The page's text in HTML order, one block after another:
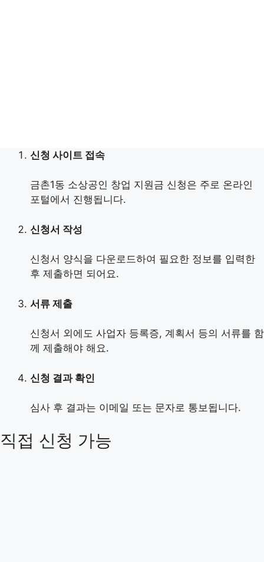
신청 사이트 접속
금촌1동 소상공인 창업 지원금 신청은 주로 온라인
포털에서 진행됩니다.
신청서 작성
신청서 양식을 다운로드하여 필요한 정보를 입력한
후 제출하면 되어요.
서류 제출
신청서 외에도 사업자 등록증, 계획서 등의 서류를 함
께 제출해야 해요.
신청 결과 확인
심사 후 결과는 이메일 또는 문자로 통보됩니다.
직접 신청 가능